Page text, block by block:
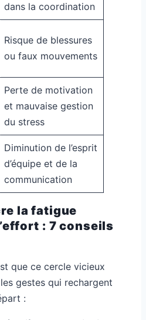
dans la coordination
Risque de blessures
ou faux mouvements
Perte de motivation
et mauvaise gestion
du stress
Diminution de l’esprit
d’équipe et de la
communication
la fatigue
: 7 conseils
que ce cercle vicieux
gestes qui rechargent
: